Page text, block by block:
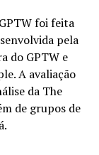
foi feita
pela
do GPTW e
A avaliação
da The
de grupos de